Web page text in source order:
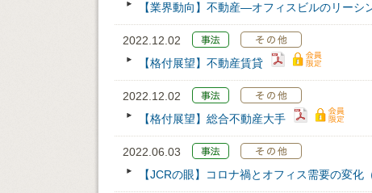
【業界動向】不動産―オフィスビルのリー
2022.12.02
【格付展望】不動産賃貸
2022.12.02
【格付展望】総合不動産大手
2022.06.03
【JCRの眼】コロナ禍とオフィス需要の変化